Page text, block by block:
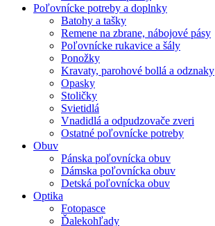
Poľovnícke potreby a doplnky
Batohy a tašky
Remene na zbrane, nábojové pásy
Poľovnícke rukavice a šály
Ponožky
Kravaty, parohové bollá a odznaky
Opasky
Stoličky
Svietidlá
Vnadidlá a odpudzovače zveri
Ostatné poľovnícke potreby
Obuv
Pánska poľovnícka obuv
Dámska poľovnícka obuv
Detská poľovnícka obuv
Optika
Fotopasce
Ďalekohľady